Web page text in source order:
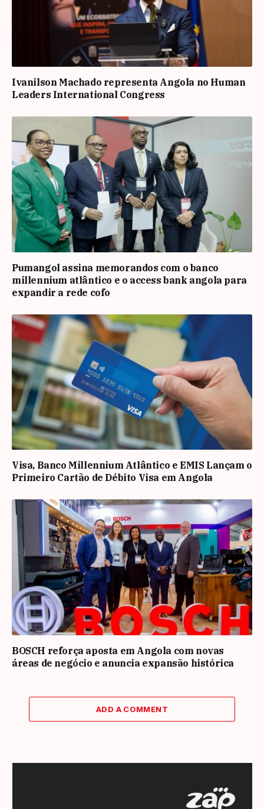
Ivanilson Machado representa Angola no Human
Leaders International Congress
Pumangol assina memorandos com o banco
millennium atlântico e o access bank angola para
expandir a rede cofo
Visa, Banco Millennium Atlântico e EMIS Lançam o
Primeiro Cartão de Débito Visa em Angola
BOSCH reforça aposta em Angola com novas
áreas de negócio e anuncia expansão histórica
ADD A COMMENT